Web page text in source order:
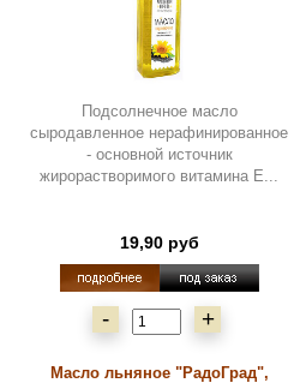
Подсолнечное масло
сыродавленное нерафинированное
- основной источник
жирорастворимого витамина Е...
19,90 руб
- +
Масло льняное "РадоГрад",